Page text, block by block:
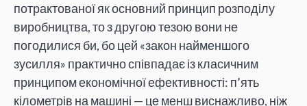
потрактованої як основний принцип розподілу
виробництва, то з другою тезою вони не
погодилися би, бо цей «закон найменшого
зусилля» практично співпадає із класичним
принципом економічної ефективності: п’ять
кілометрів на машині — це менш виснажливо, ніж